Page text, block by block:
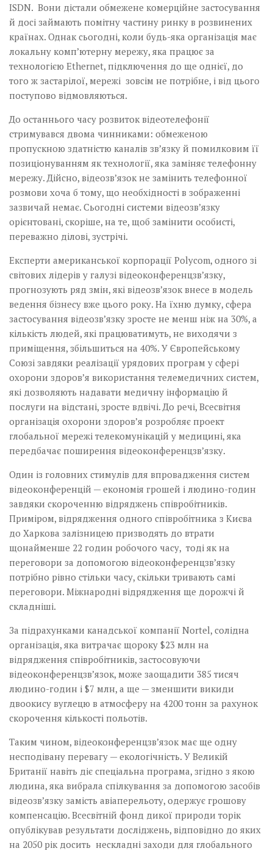
ISDN. Вони дістали обмежене комерційне застосування
й досі займають помітну частину ринку в розвинених
країнах. Однак сьогодні, коли будь-яка організація має
локальну комп’ютерну мережу, яка працює за
технологією Ethernet, підключення до ще однієї, до
того ж застарілої, мережі зовсім не потрібне, і від цього
поступово відмовляються.
До останнього часу розвиток відеотелефонії
стримувався двома чинниками: обмеженою
пропускною здатністю каналів зв’язку й помилковим її
позиціонуванням як технології, яка заміняє телефонну
мережу. Дійсно, відеозв’язок не замінить телефонної
розмови хоча б тому, що необхідності в зображенні
зазвичай немає. Сьогодні системи відеозв’язку
орієнтовані, скоріше, на те, щоб замінити особисті,
переважно ділові, зустрічі.
Експерти американської кор­порації Polycom, одного зі
світових лідерів у галузі відео­кон­ференцзв’язку,
прогнозують ряд змін, які відео­зв’язок внесе в модель
ведення бізнесу вже цього року. На їхню думку, сфера
застосування відеозв’язку зросте не менш ніж на 30%, а
кількість людей, які працюватимуть, не виходячи з
приміщення, збільшиться на 40%. У Європейському
Союзі завдяки реалізації урядових програм у сфері
охорони здоров’я використання телемедичних систем,
які дозволяють надавати медичну інформацію й
послуги на відстані, зросте вдвічі. До речі, Всесвітня
організація охорони здоров’я розробляє проект
глобальної мережі телекомунікацій у медицині, яка
передбачає поширення відеоконференцзв’язку.
Один із головних стимулів для впровадження систем
відео­конференцій — економія грошей і людино-годин
завдяки скороченню відряджень співробітників.
Приміром, відрядження одного співробітника з Києва
до Харкова залізницею призводять до втрати
щонайменше 22 годин робочого часу, тоді як на
переговори за допомогою відеоконференцзв’язку
потрібно рівно стільки часу, скільки тривають самі
переговори. Міжнародні відрядження ще дорожчі й
складніші.
За підрахунками канадської компанії Nortel, солідна
організація, яка витрачає щороку $23 млн на
відрядження співробітників, застосовуючи
відеоконференцзв’язок, може заощадити 385 тисяч
людино-годин і $7 млн, а ще — зменшити викиди
двоокису вуглецю в атмосферу на 4200 тонн за рахунок
скорочення кількості польотів.
Таким чином, відеоконфе­ренц­зв’язок має ще одну
несподівану перевагу — екологічність. У Великій
Британії навіть діє спеціальна програма, згідно з якою
людина, яка вибрала спілкування за допомогою засобів
відеозв’язку замість авіаперельоту, одержує грошову
компенсацію. Все­світній фонд дикої природи торік
опублікував результати досліджень, відповідно до яких
на 2050 рік досить нескладні заходи для глобального